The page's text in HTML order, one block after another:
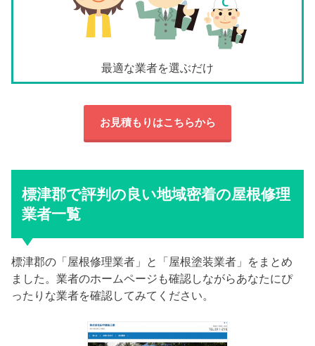
最適な業者を選ぶだけ
お見積もりはこちらから
標津郡で評判の良い地域密着の屋根修理
業者一覧
標津郡の「屋根修理業者」と「屋根塗装業者」をまとめ
ました。業者のホームページも確認しながらあなたにぴ
ったりな業者を確認してみてください。